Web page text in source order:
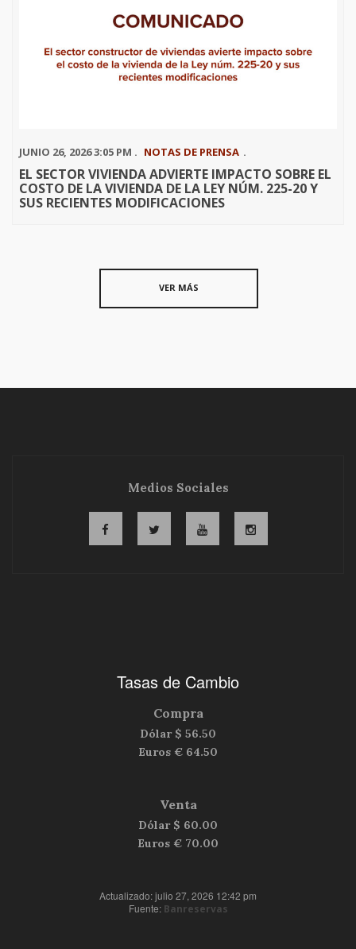
JUNIO 26, 2026 3:05 PM . NOTAS DE PRENSA .
EL SECTOR VIVIENDA ADVIERTE IMPACTO SOBRE EL
COSTO DE LA VIVIENDA DE LA LEY NÚM. 225-20 Y
SUS RECIENTES MODIFICACIONES
VER MÁS
Medios Sociales
Tasas de Cambio
Compra
Dólar $ 56.50
Euros € 64.50
Venta
Dólar $ 60.00
Euros € 70.00
Actualizado: julio 27, 2026 12:42 pm
Fuente: Banreservas